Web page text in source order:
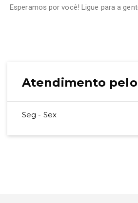
Esperamos por você! Ligue para a
Atendimento
Seg - Sex